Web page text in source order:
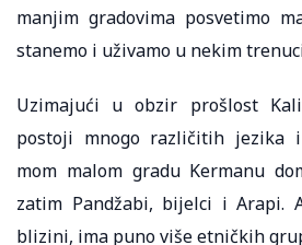
manjim gradovima posvetimo
stanemo i uživamo u nekim
Uzimajući u obzir prošlost
postoji mnogo različitih jezika
mom malom gradu Kermanu
zatim Pandžabi, bijelci i Arapi.
blizini, ima puno više etničkih